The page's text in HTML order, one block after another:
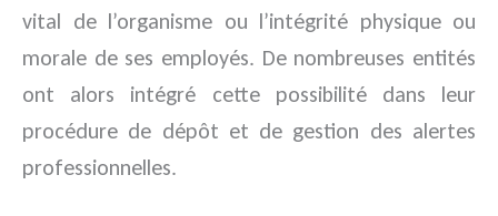
vital de l’organisme ou l’intégrité physique ou
morale de ses employés. De nombreuses entités
ont alors intégré cette possibilité dans leur
procédure de dépôt et de gestion des alertes
professionnelles.